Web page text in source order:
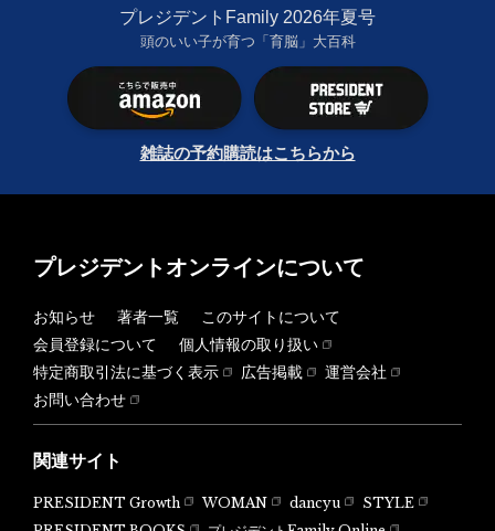
プレジデントFamily 2026年夏号
頭のいい子が育つ「育脳」大百科
雑誌の予約購読はこちらから
プレジデントオンラインについて
お知らせ 著者一覧
このサイトについて
会員登録について
個人情報の取り扱い
特定商取引法に基づく表示
広告掲載
運営会社
お問い合わせ
関連サイト
PRESIDENT Growth WOMAN dancyu
STYLE